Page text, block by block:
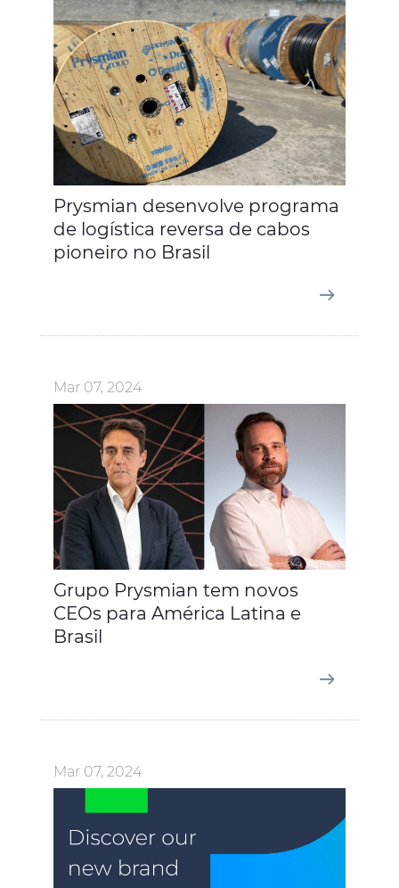
Prysmian desenvolve programa
de logística reversa de cabos
pioneiro no Brasil
Mar 07, 2024
Grupo Prysmian tem novos
CEOs para América Latina e
Brasil
Mar 07, 2024